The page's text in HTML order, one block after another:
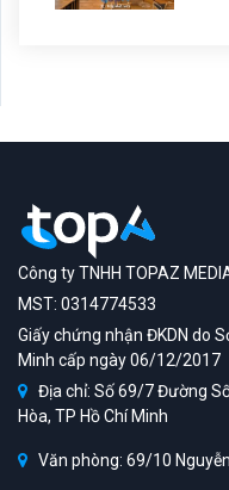
Công ty TNHH TOPAZ
MST: 0314774533
Giấy chứng nhận ĐKDN do
Minh cấp ngày 06/12/2017
Địa chỉ: Số 69/7 Đường
Hòa, TP Hồ Chí Minh
Văn phòng: 69/10